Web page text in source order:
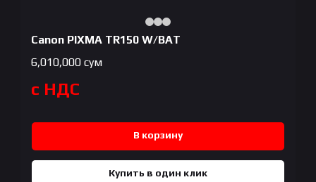
Canon PIXMA TR150 W/BAT
6,010,000 сум
с НДС
В корзину
Купить в один клик